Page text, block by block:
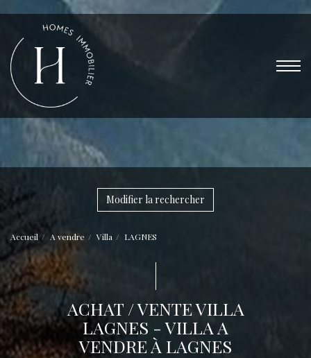
Modifier la rechercher
Accueil A vendre Villa LAGNES
ACHAT / VENTE VILLA
LAGNES - VILLA A
VENDRE À LAGNES